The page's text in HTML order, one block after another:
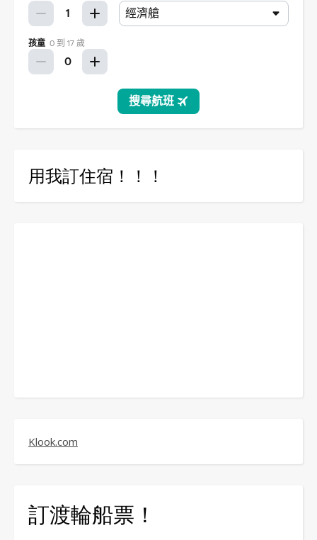
用我訂住宿！！！
Klook.com
訂渡輪船票！